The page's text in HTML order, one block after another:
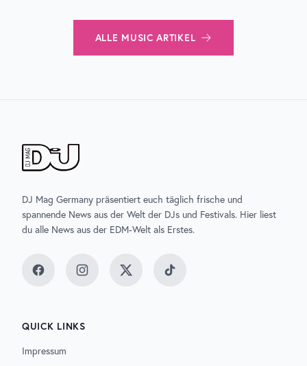
ALLE MUSIC ARTIKEL
DJ Mag Germany präsentiert euch täglich frische und
spannende News aus der Welt der DJs und Festivals. Hier liest
du alle News aus der EDM-Welt als Erstes.
FacebookInstagramTwitter TikTok
QUICK LINKS
Impressum